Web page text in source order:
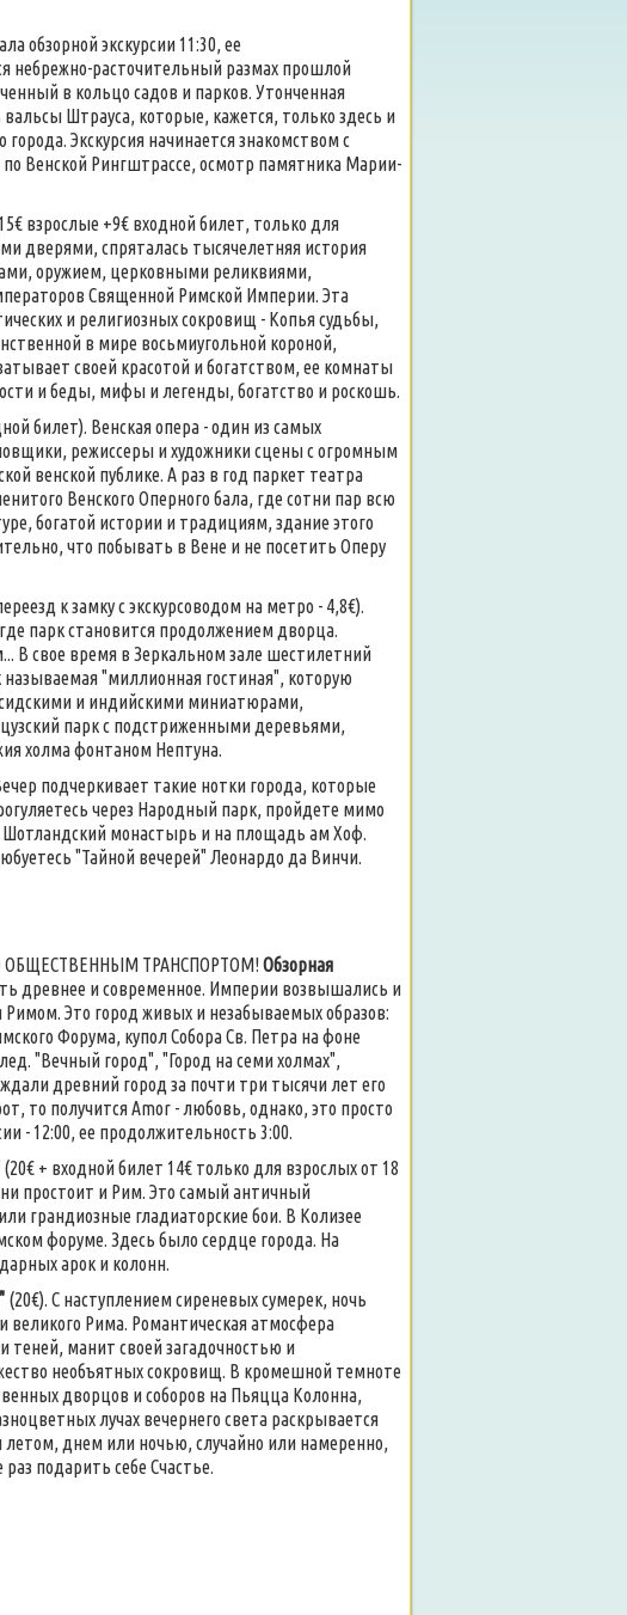
обзорной экскурсии 11:30, ее
небрежно-расточительный размах прошлой
в кольцо садов и парков. Утонченная
Штрауса, которые, кажется, только здесь и
Экскурсия начинается знакомством с
Венской Рингштрассе, осмотр памятника Марии-
взрослые +9€ входной билет, только для
дверями, спряталась тысячелетняя история
оружием, церковными реликвиями,
Священной Римской Империи. Эта
и религиозных сокровищ - Копья судьбы,
в мире восьмиугольной короной,
своей красотой и богатством, ее комнаты
и беды, мифы и легенды, богатство и роскошь.
билет). Венская опера - один из самых
режиссеры и художники сцены с огромным
венской публике. А раз в год паркет театра
Венского Оперного бала, где сотни пар всю
богатой истории и традициям, здание этого
что побывать в Вене и не посетить Оперу
к замку с экскурсоводом на метро - 4,8€).
парк становится продолжением дворца.
В свое время в Зеркальном зале шестилетний
"миллионная гостиная", которую
и индийскими миниатюрами,
парк с подстриженными деревьями,
холма фонтаном Нептуна.
подчеркивает такие нотки города, которые
через Народный парк, пройдете мимо
Шотландский монастырь и на площадь ам Хоф.
"Тайной вечерей" Леонардо да Винчи.
ОБЩЕСТВЕННЫМ ТРАНСПОРТОМ!Обзорная
древнее и современное. Империи возвышались и
Это город живых и незабываемых образов:
Форума, купол Собора Св. Петра на фоне
"Вечный город", "Город на семи холмах",
древний город за почти три тысячи лет его
то получится Amor - любовь, однако, это просто
- 12:00, ее продолжительность 3:00.
(20€ + входной билет 14€ только для взрослых от 18
простоит и Рим. Это самый античный
грандиозные гладиаторские бои. В Колизее
форуме. Здесь было сердце города. На
арок и колонн.
(20€). С наступлением сиреневых сумерек, ночь
Рима. Романтическая атмосфера
теней, манит своей загадочностью и
необъятных сокровищ. В кромешной темноте
дворцов и соборов на Пьяцца Колонна,
лучах вечернего света раскрывается
летом, днем или ночью, случайно или намеренно,
подарить себе Счастье.